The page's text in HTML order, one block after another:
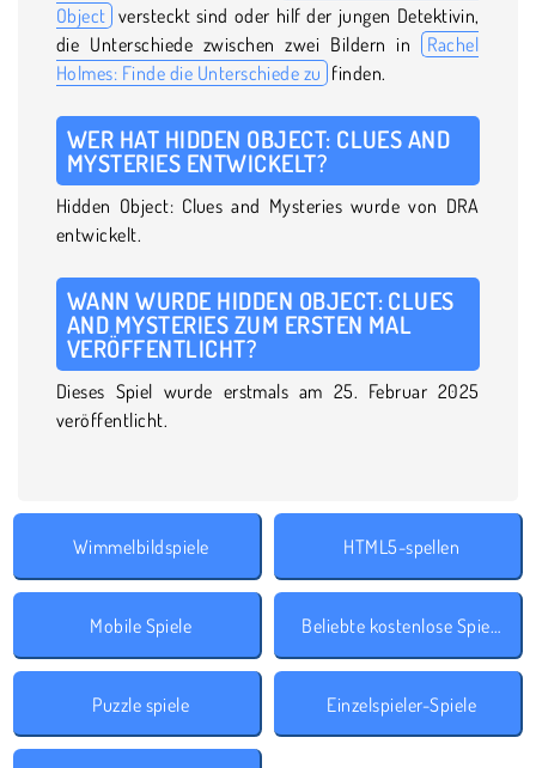
Object versteckt sind oder hilf der jungen Detektivin,
die Unterschiede zwischen zwei Bildern in Rachel
Holmes: Finde die Unterschiede zu finden.
WER HAT HIDDEN OBJECT: CLUES AND
MYSTERIES ENTWICKELT?
Hidden Object: Clues and Mysteries wurde von DRA
entwickelt.
WANN WURDE HIDDEN OBJECT: CLUES
AND MYSTERIES ZUM ERSTEN MAL
VERÖFFENTLICHT?
Dieses Spiel wurde erstmals am 25. Februar 2025
veröffentlicht.
Wimmelbildspiele HTML5-spellen
Mobile Spiele Beliebte kostenlose Spiele
Puzzle spiele Einzelspieler-Spiele